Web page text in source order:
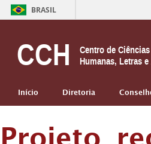
BRASIL
CCH
Centro de Ciências
Humanas, Letras
Início Diretoria